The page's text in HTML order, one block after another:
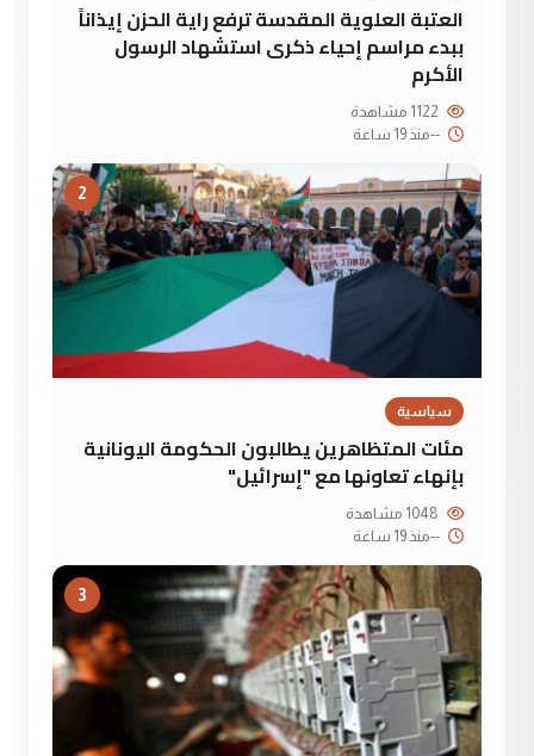
العتبة العلوية المقدسة ترفع راية الحزن إيذاناً
ببدء مراسم إحياء ذكرى استشهاد الرسول
الأكرم
--منذ 19 ساعة
2
سياسية
مئات المتظاهرين يطالبون الحكومة اليونانية
بإنهاء تعاونها مع "إسرائيل"
--منذ 19 ساعة
3